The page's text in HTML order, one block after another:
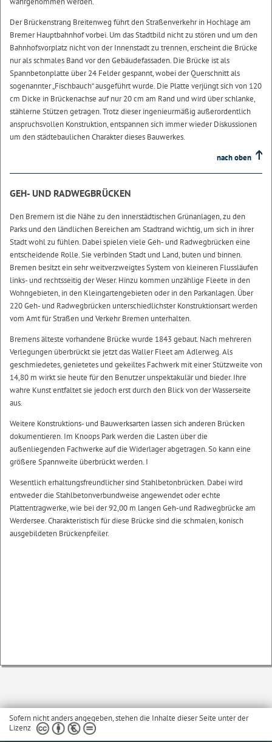
Der Brückenstrang Breitenweg führt den Straßenverkehr in Hochlage am
Bremer Hauptbahnhof vorbei. Um das Stadtbild nicht zu stören und um den
Bahnhofsvorplatz nicht von der Innenstadt zu trennen, erscheint die Brücke
nur als schmales Band vor den Gebäudefassaden. Die Brücke ist als
Spannbetonplatte über 24 Felder gespannt, wobei der Querschnitt als
sogenannter „Fischbauch“ ausgeführt wurde. Die Platte verjüngt sich von 120
cm Dicke in Brückenachse auf nur 20 cm am Rand und wird über schlanke,
stählerne Stützen getragen. Trotz dieser ingenieurmäßig außerordentlich
anspruchsvollen Konstruktion, entspannen sich immer wieder Diskussionen
um den städtebaulichen Charakter dieses Bauwerkes.
nach oben
GEH- UND RADWEGBRÜCKEN
Den Bremern ist die Nähe zu den innerstädtischen Grünanlagen, zu den
Parks und den ländlichen Bereichen am Stadtrand wichtig, um sich in ihrer
Stadt wohl zu fühlen. Dabei spielen viele Geh- und Radwegbrücken eine
entscheidende Rolle. Sie verbinden Stadt und Land, buten und binnen.
Bremen besitzt ein sehr weitverzweigtes System von kleineren Flussläufen
links- und rechtsseitig der Weser. Hinzu kommen unzählige Fleete in den
Wohngebieten, in den Kleingartengebieten oder in den Parkanlagen. Über
220 Geh- und Radwegbrücken unterschiedlichster Konstruktionsart werden
vom Amt für Straßen und Verkehr Bremen unterhalten.
Bremens älteste vorhandene Brücke wurde 1843 gebaut. Nach mehreren
Verlegungen überbrückt sie jetzt das Waller Fleet am Adlerweg. Als
geschmiedetes, genietetes und gekeiltes Fachwerk mit einer Stützweite von
14,80 m wirkt sie heute für den Benutzer unspektakulär und bieder. Ihre
wahre Kunst entfaltet sie jedoch erst durch den Blick von der Wasserseite
aus.
Weitere Konstruktions- und Bauwerksarten lassen sich anderen Brücken
dokumentieren. Im Knoops Park werden die Lasten über die
außenliegenden Fachwerke auf die Widerlager abgetragen. So kann eine
größere Spannweite überbrückt werden. I
Wesentlich erhaltungsfreundlicher sind Stahlbetonbrücken. Dabei wird
entweder die Stahlbetonverbundweise angewendet oder echte
Plattentragwerke, wie bei der 92,00 m langen Geh-und Radwegbrücke am
Werdersee. Charakteristisch für diese Brücke sind die schmalen, konisch
ausgebildeten Brückenpfeiler.
Sofern nicht anders angegeben, stehen die Inhalte dieser Seite unter der
Lizenz